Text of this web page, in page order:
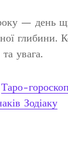
— день
глибини.
увага.
Таро-
Зодіаку